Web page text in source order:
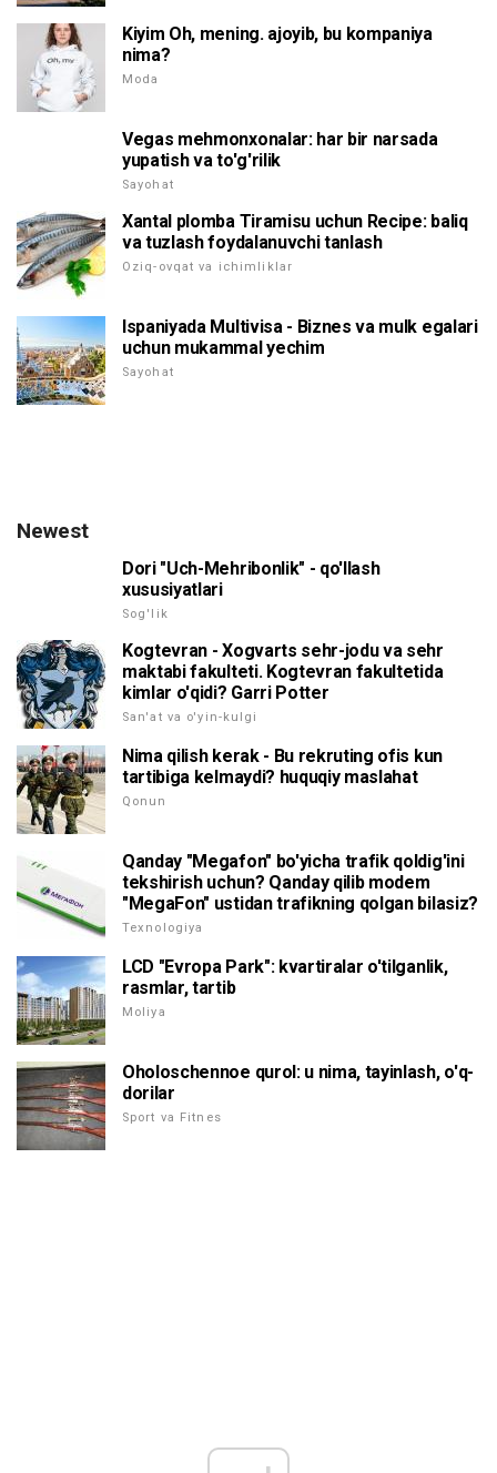
Kiyim Oh, mening. ajoyib, bu kompaniya
nima?
Moda
Vegas mehmonxonalar: har bir narsada
yupatish va to'g'rilik
Sayohat
Xantal plomba Tiramisu uchun Recipe: baliq
va tuzlash foydalanuvchi tanlash
Oziq-ovqat va ichimliklar
Ispaniyada Multivisa - Biznes va mulk egalari
uchun mukammal yechim
Sayohat
Newest
Dori "Uch-Mehribonlik" - qo'llash
xususiyatlari
Sog'lik
Kogtevran - Xogvarts sehr-jodu va sehr
maktabi fakulteti. Kogtevran fakultetida
kimlar o'qidi? Garri Potter
San'at va o'yin-kulgi
Nima qilish kerak - Bu rekruting ofis kun
tartibiga kelmaydi? huquqiy maslahat
Qonun
Qanday "Megafon" bo'yicha trafik qoldig'ini
tekshirish uchun? Qanday qilib modem
"MegaFon" ustidan trafikning qolgan bilasiz?
Texnologiya
LCD "Evropa Park": kvartiralar o'tilganlik,
rasmlar, tartib
Moliya
Oholoschennoe qurol: u nima, tayinlash, o'q-
dorilar
Sport va Fitnes